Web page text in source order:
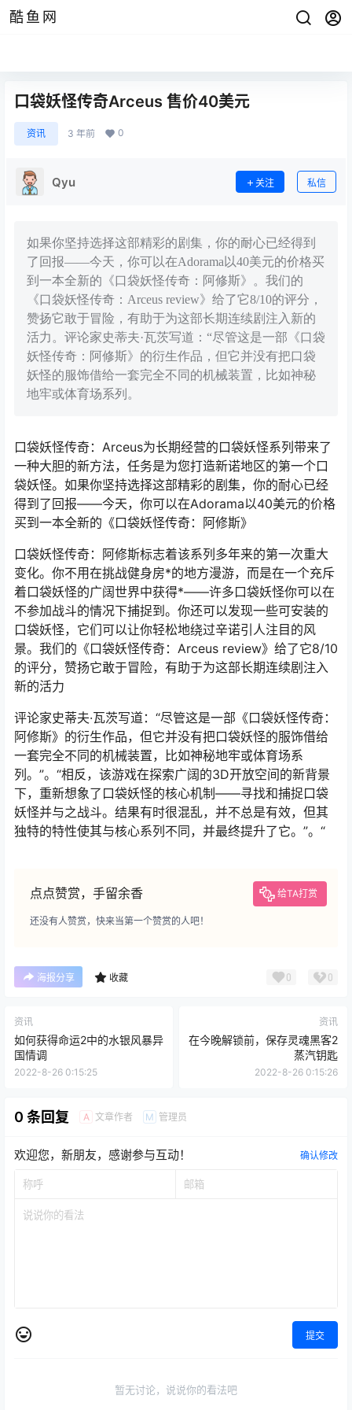
酷鱼网
口袋妖怪传奇Arceus 售价40美元
资讯 3 年前 0
Qyu 关注 私信
如果你坚持选择这部精彩的剧集，你的耐心已经得到
了回报——今天，你可以在Adorama以40美元的价格买
到一本全新的《口袋妖怪传奇：阿修斯》。我们的
《口袋妖怪传奇：Arceus review》给了它8/10的评分，
赞扬它敢于冒险，有助于为这部长期连续剧注入新的
活力。评论家史蒂夫·瓦茨写道：“尽管这是一部《口袋
妖怪传奇：阿修斯》的衍生作品，但它并没有把口袋
妖怪的服饰借给一套完全不同的机械装置，比如神秘
地牢或体育场系列。
口袋妖怪传奇：Arceus为长期经营的口袋妖怪系列带来了
一种大胆的新方法，任务是为您打造新诺地区的第一个口
袋妖怪。如果你坚持选择这部精彩的剧集，你的耐心已经
得到了回报——今天，你可以在Adorama以40美元的价格
买到一本全新的《口袋妖怪传奇：阿修斯》
口袋妖怪传奇：阿修斯标志着该系列多年来的第一次重大
变化。你不用在挑战健身房*的地方漫游，而是在一个充斥
着口袋妖怪的广阔世界中获得*——许多口袋妖怪你可以在
不参加战斗的情况下捕捉到。你还可以发现一些可安装的
口袋妖怪，它们可以让你轻松地绕过辛诺引人注目的风
景。我们的《口袋妖怪传奇：Arceus review》给了它8/10
的评分，赞扬它敢于冒险，有助于为这部长期连续剧注入
新的活力
评论家史蒂夫·瓦茨写道：“尽管这是一部《口袋妖怪传奇：
阿修斯》的衍生作品，但它并没有把口袋妖怪的服饰借给
一套完全不同的机械装置，比如神秘地牢或体育场系
列。”。“相反，该游戏在探索广阔的3D开放空间的新背景
下，重新想象了口袋妖怪的核心机制——寻找和捕捉口袋
妖怪并与之战斗。结果有时很混乱，并不总是有效，但其
独特的特性使其与核心系列不同，并最终提升了它。”。“
点点赞赏，手留余香 给TA打赏
还没有人赞赏，快来当第一个赞赏的人吧！
海报分享 收藏 0 0
资讯
如何获得命运2中的水银风暴异
国情调
2022-8-26 0:15:25
资讯
在今晚解锁前，保存灵魂黑客2
蒸汽钥匙
2022-8-26 0:15:26
0 条回复 A 文章作者 M 管理员
欢迎您，新朋友，感谢参与互动！ 确认修改
提交
暂无讨论，说说你的看法吧